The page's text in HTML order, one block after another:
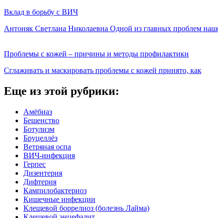
Вклад в борьбу с ВИЧ
Антоняк Светлана Николаевна Одной из главных проблем
Проблемы с кожей – причины и методы профилактики
Сглаживать и маскировать проблемы с кожей принято, как
Еще из этой рубрики:
Амёбиаз
Бешенство
Ботулизм
Бруцеллёз
Ветряная оспа
ВИЧ-инфекция
Герпес
Дизентерия
Дифтерия
Кампилобактериоз
Кишечные инфекции
Клещевой боррелиоз (болезнь Лайма)